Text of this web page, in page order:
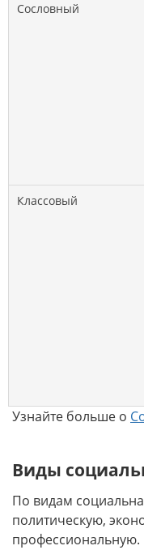
Сословный
Классовый
Узнайте больше о
Виды
По видам
политическую,
профессиональную.